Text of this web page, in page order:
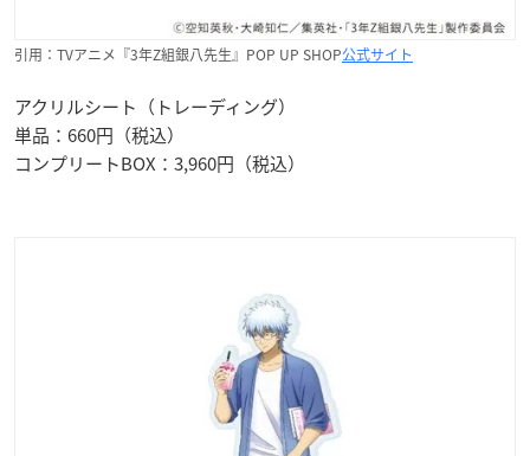
引用：TVアニメ『3年Z組銀八先生』POP UP SHOP公式サイト
アクリルシート（トレーディング）
単品：660円（税込）
コンプリートBOX：3,960円（税込）